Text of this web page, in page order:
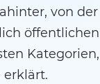
von der
öffentlichen
Kategorien,
erklärt.